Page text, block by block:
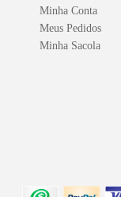
Minha Conta
Meus Pedidos
Minha Sacola